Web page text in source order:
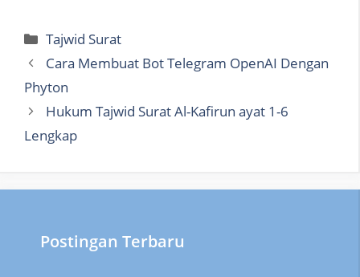
Categories
Tajwid Surat
Cara Membuat Bot Telegram OpenAI Dengan
Phyton
Hukum Tajwid Surat Al-Kafirun ayat 1-6
Lengkap
Postingan Terbaru